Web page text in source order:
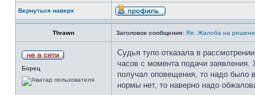
Вернуться наверх
Thrawn Заголовок сообщения: Re: Жалоба на
Борец
Судья тупо отказала в
часов с момента подачи
получал оповещения, то надо было
нормы нет, то наверно надо